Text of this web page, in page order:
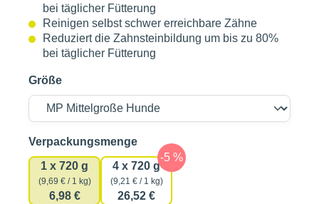
bei täglicher Fütterung
Reinigen selbst schwer erreichbare Zähne
Reduziert die Zahnsteinbildung um bis zu 80%
bei täglicher Fütterung
Größe
Verpackungsmengeauswählen
1 x 720 g
(9,69 € / 1 kg)
6,98 €
4 x 720 g
(9,21 € / 1 kg)
26,52 €